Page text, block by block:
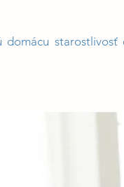
domácu starostlivosť